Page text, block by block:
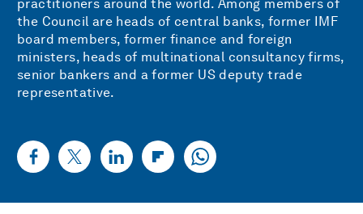
practitioners around the world. Among members of
the Council are heads of central banks, former IMF
board members, former finance and foreign
ministers, heads of multinational consultancy firms,
senior bankers and a former US deputy trade
representative.